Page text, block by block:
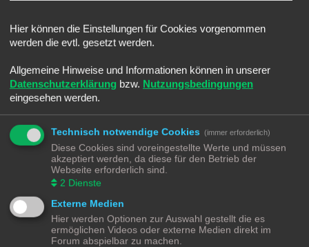
Ich habe mein Passwort vergessen
Angemeldet bleiben
Meinen Online-Status während dieser Sitzung verbergen
REGISTRIEREN
Du musst in diesem Forum registriert sein, um dich anmelden zu können. Die
Registrierung ist in wenigen Augenblicken erledigt und ermöglicht dir, auf
weitere Funktionen zuzugreifen. Die Board-Administration kann registrierten
Benutzern auch zusätzliche Berechtigungen zuweisen. Beachte bitte unsere
Nutzungsbedingungen und die verwandten Regelungen, bevor du dich
registrierst. Bitte beachte auch die jeweiligen Forenregeln, wenn du dich in
diesem Board bewegst.
Nutzungsbedingungen|Datenschutzerklärung
Hier können die Einstellungen für Cookies vorgenommen
werden die evtl. gesetzt werden.
Allgemeine Hinweise und Informationen können in unserer
Datenschutzerklärung bzw. Nutzungsbedingungen
eingesehen werden.
Technisch notwendige Cookies (immer erforderlich)
Diese Cookies sind voreingestellte Werte und müssen
akzeptiert werden, da diese für den Betrieb der
Webseite erforderlich sind.
2 Dienste
Externe Medien
Hier werden Optionen zur Auswahl gestellt die es
ermöglichen Videos oder externe Medien direkt im
Forum abspielbar zu machen.